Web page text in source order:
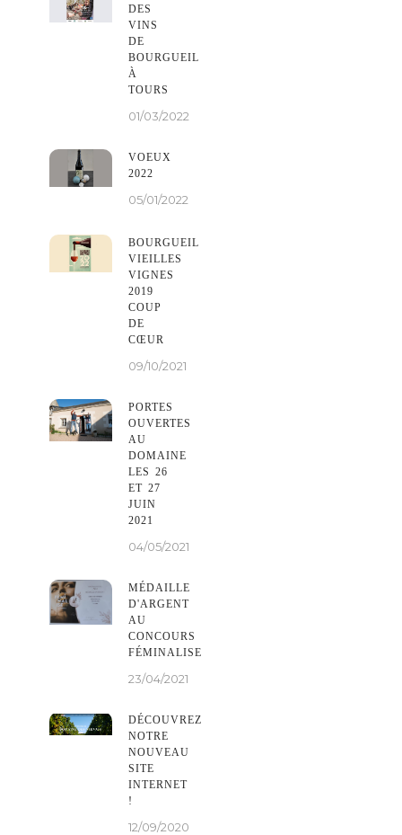
DES
VINS
DE
BOURGUEIL
À
TOURS
01/03/2022
VOEUX
2022
05/01/2022
BOURGUEIL
VIEILLES
VIGNES
2019
COUP
DE
CŒUR
09/10/2021
PORTES
OUVERTES
AU
DOMAINE
LES 26
ET 27
JUIN
2021
04/05/2021
MÉDAILLE
D'ARGENT
AU
CONCOURS
FÉMINALISE
23/04/2021
DÉCOUVREZ
NOTRE
NOUVEAU
SITE
INTERNET
!
12/09/2020